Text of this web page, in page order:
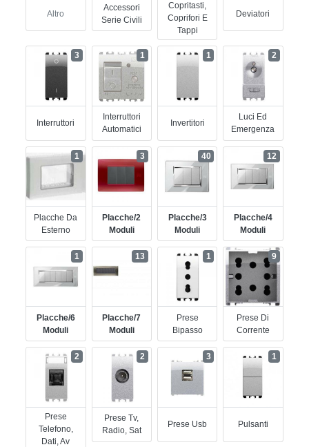
Altro
Accessori
Serie Civili
Copritasti,
Coprifori E
Tappi
Deviatori
Interruttori
3
Interruttori
Automatici
1
Invertitori
1
Luci Ed
Emergenza
2
Placche Da
Esterno
1
Placche/2
Moduli
3
Placche/3
Moduli
40
Placche/4
Moduli
12
Placche/6
Moduli
1
Placche/7
Moduli
13
Prese
Bipasso
1
Prese Di
Corrente
9
Prese
Telefono,
Dati, Av
2
Prese Tv,
Radio, Sat
2
Prese Usb
3
Pulsanti
1